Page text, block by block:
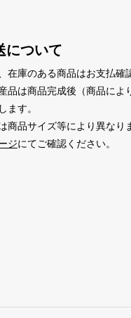
について
在庫のある商品はお支払確
品は商品完成後（商品によ
ます。
商品サイズ等により異なり
ジにてご確認ください。